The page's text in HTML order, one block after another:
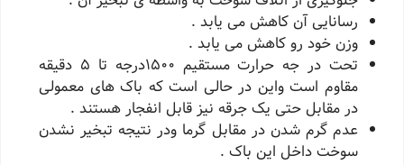
رسانایی آن کاهش می یابد .
وزن خود رو کاهش می یابد .
تحت در جه حرارت مستقیم ١٥٠٠درجه تا ٥ دقیقه
مقاوم است واین در حالی است که باک های معمولی
در مقابل حتی یک جرقه نیز قابل انفجار هستند .
عدم گرم شدن در مقابل گرما ودر نتیجه تبخیر نشدن
سوخت داخل این باک .